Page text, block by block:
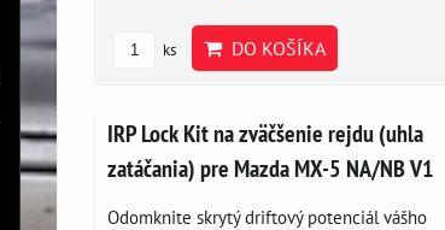
ks DO KOŠÍKA
IRP Lock Kit na zväčšenie rejdu (uhla
zatáčania) pre Mazda MX-5 NA/NB V1
Odomknite skrytý driftový potenciál vášho